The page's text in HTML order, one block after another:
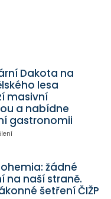
Dakota na
lesa
masivní
a nabídne
gastronomii
žádné
na naší straně.
šetření ČIŽP